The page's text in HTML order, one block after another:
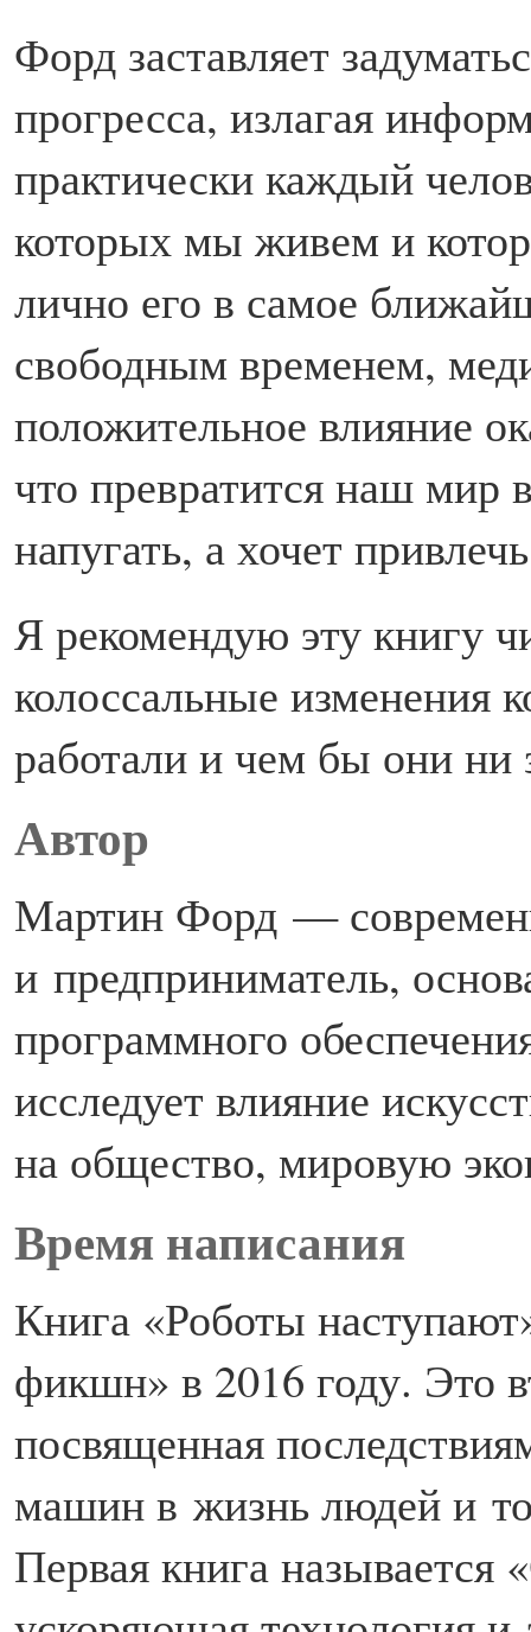
Форд заставляет
прогресса, излагая
практически каждый
которых мы живем и
лично его в самое
свободным временем,
положительное влияние
что превратится наш мир
напугать, а хочет
Я рекомендую эту книгу
колоссальные изменения
работали и чем бы они ни
Автор
Мартин Форд —
и предприниматель,
программного
исследует влияние
на общество, мировую
Время написания
Книга «Роботы
фикшн» в 2016 году. Это
посвященная
машин в жизнь людей и
Первая книга называется